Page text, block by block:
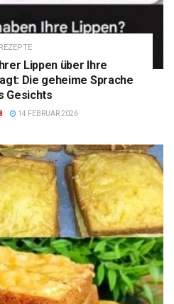
REZEPTE
Lippen über Ihre
Die geheime Sprache
Gesichts
14 FEBRUAR 2026